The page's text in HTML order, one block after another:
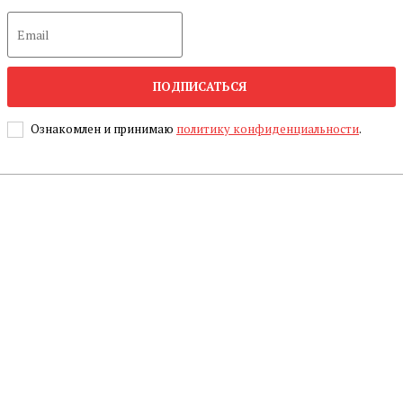
ПОДПИСАТЬСЯ
Ознакомлен и принимаю политику конфиденциальности.